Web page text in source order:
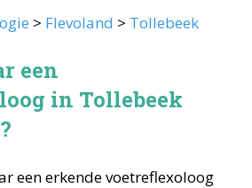
> Flevoland > Tollebeek
een
in Tollebeek
een erkendevoetreflexoloog